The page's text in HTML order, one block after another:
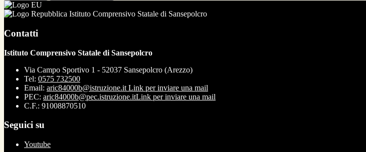
Istituto Comprensivo Statale di Sansepolcro
Contatti
Istituto Comprensivo Statale di Sansepolcro
Via Campo Sportivo 1 - 52037 Sansepolcro (Arezzo)
Tel: 0575 732500
Email: aric84000b@istruzione.it Link per inviare una mail
PEC: aric84000b@pec.istruzione.itLink per inviare una mail
C.F.: 91008870510
Seguici su
Youtube